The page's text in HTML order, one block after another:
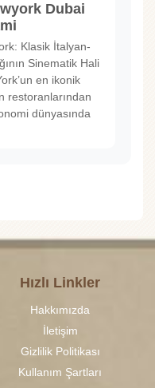
Dubai
Klasik İtalyan-
Sinematik Hali
en ikonik
restoranlarından
dünyasında
Hızlı Linkler
Hakkımızda
İletişim
Gizlilik Politikası
Kullanım Şartları